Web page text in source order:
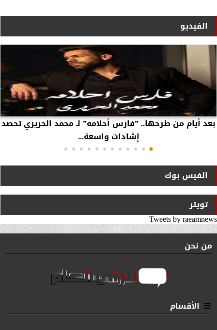
الفيديو
بعد أيام من طرحها.. ”فارس أحلامه” لـ محمد الحريري تحصد
إشادات واسعة...
الفيس بوك
تويتر
Tweets by raeamnews
من نحن
الأقسام